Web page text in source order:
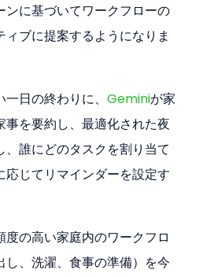
ンに基づいてワークフローの
ブに提案するようになりま
一日の終わりに、Geminiが家
事を要約し、最適化された夜
、誰にどのタスクを割り当て
応じてリマインダーを設定す
の高い家庭内のワークフロ
し、洗濯、食事の準備）を今